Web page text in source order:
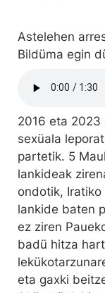
Astelehen
Bildüma egin
2016 eta 2023
sexüala
partetik. 5
lankideak
ondotik,
lankide baten
ez ziren
badü hitza
eta gaxki